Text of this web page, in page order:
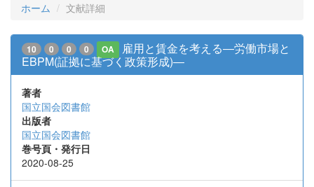
ホーム 文献詳細
10 0 0 0 OA
雇用と賃金を考える―労働市場と
EBPM(証拠に基づく政策形成)―
著者
国立国会図書館
出版者
国立国会図書館
巻号頁・発行日
2020-08-25